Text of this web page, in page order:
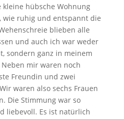
hübsche Wohnung
wie ruhig und entspannt die
blieben alle
und auch ich war weder
sondern ganz in meinem
mir waren noch
Freundin und zwei
waren also sechs Frauen
Die Stimmung war so
liebevoll. Es ist natürlich